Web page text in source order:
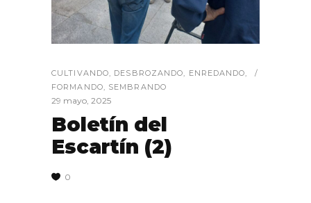
CULTIVANDO, DESBROZANDO, ENREDANDO,
FORMANDO, SEMBRANDO
29 mayo, 2025
Boletín del
Escartín (2)
0